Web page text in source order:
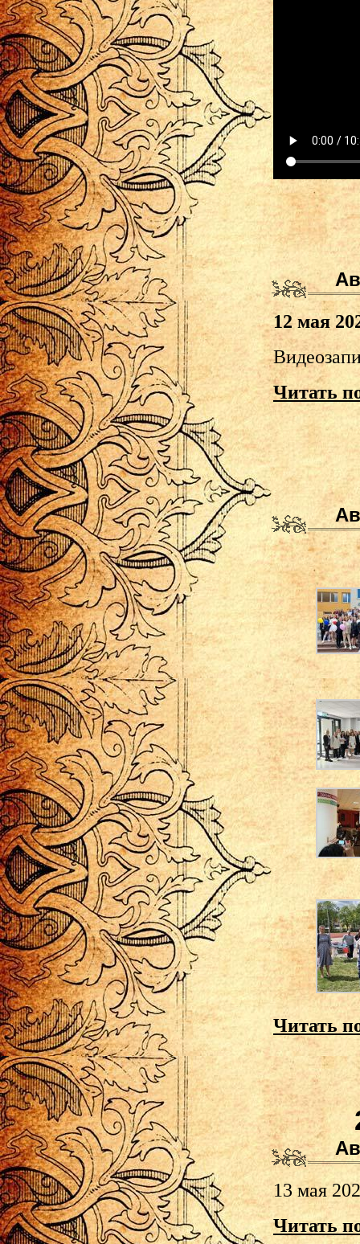
12 мая
Читать
Читать
13 мая
Читать